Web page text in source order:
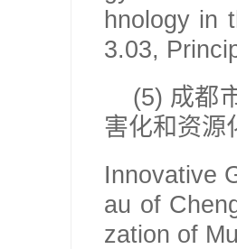
hnology in
3.03,
(5) 成都
害化和资源
Innovative
au of
zation of